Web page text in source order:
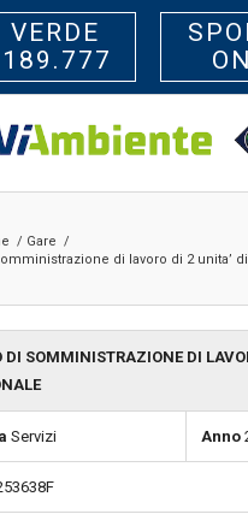
VERDE
/ Gare /
di lavoro di 2 unita’
DI SOMMINISTRAZIONE DI
Servizi Anno